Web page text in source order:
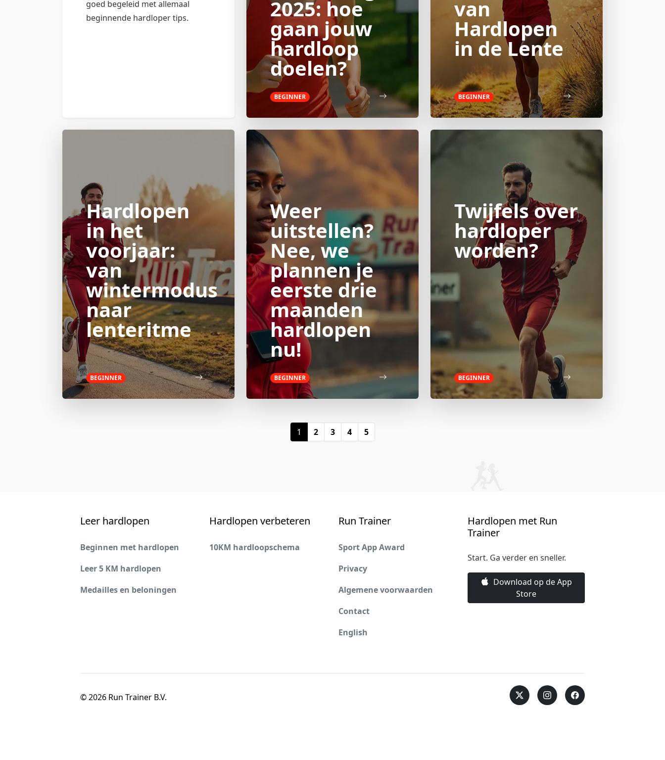
goed begeleid met allemaal
beginnende hardloper tips.
2025: hoe
gaan jouw
hardloop
doelen?
BEGINNER
van
Hardlopen
in de Lente
BEGINNER
Hardlopen
in het
voorjaar:
van
wintermodus
naar
lenteritme
BEGINNER
Weer
uitstellen?
Nee, we
plannen je
eerste drie
maanden
hardlopen
nu!
BEGINNER
Twijfels over
hardloper
worden?
BEGINNER
1 2 3 4 5
Leer hardlopen
Beginnen met hardlopen
Leer 5 KM hardlopen
Medailles en beloningen
Hardlopen verbeteren
10KM hardloopschema
Run Trainer
Sport App Award
Privacy
Algemene voorwaarden
Contact
English
Hardlopen met Run
Trainer
Start. Ga verder en sneller.
Download op de App
Store
© 2026 Run Trainer B.V.